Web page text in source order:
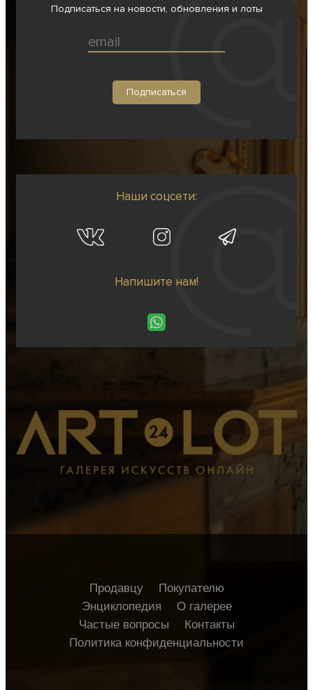
Подписаться на новости, обновления и лоты
Наши соцсети:
Напишите нам!
Продавцу
Покупателю
Энциклопедия
О галерее
Частые вопросы
Контакты
Политика конфиденциальности